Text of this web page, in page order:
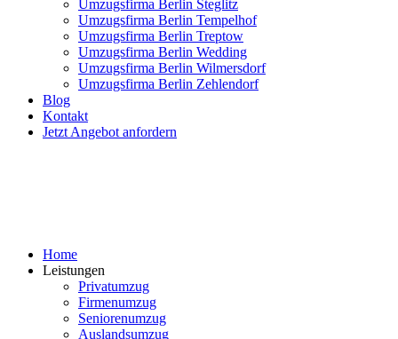
Umzugsfirma Berlin Steglitz
Umzugsfirma Berlin Tempelhof
Umzugsfirma Berlin Treptow
Umzugsfirma Berlin Wedding
Umzugsfirma Berlin Wilmersdorf
Umzugsfirma Berlin Zehlendorf
Blog
Kontakt
Jetzt Angebot anfordern
Home
Leistungen
Privatumzug
Firmenumzug
Seniorenumzug
Auslandsumzug